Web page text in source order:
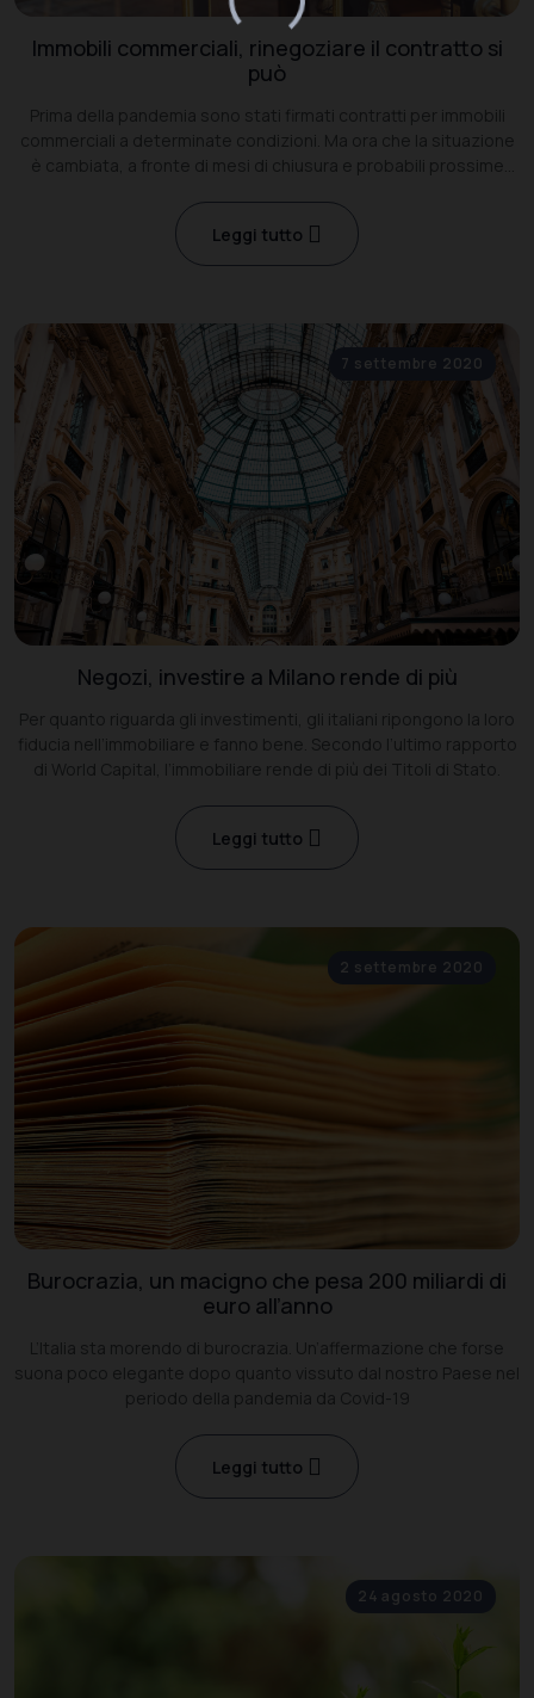
Immobili commerciali, rinegoziare il contratto si
può
Prima della pandemia sono stati firmati contratti per immobili
commerciali a determinate condizioni. Ma ora che la situazione
è cambiata, a fronte di mesi di chiusura e probabili prossime
Leggi tutto
7 settembre 2020
Negozi, investire a Milano rende di più
Per quanto riguarda gli investimenti, gli italiani ripongono la loro
fiducia nell’immobiliare e fanno bene. Secondo l’ultimo rapporto
di World Capital, l’immobiliare rende di più dei Titoli di Stato.
Leggi tutto
2 settembre 2020
Burocrazia, un macigno che pesa 200 miliardi di
euro all’anno
L’Italia sta morendo di burocrazia. Un’affermazione che forse
suona poco elegante dopo quanto vissuto dal nostro Paese nel
periodo della pandemia da Covid-19
Leggi tutto
24 agosto 2020